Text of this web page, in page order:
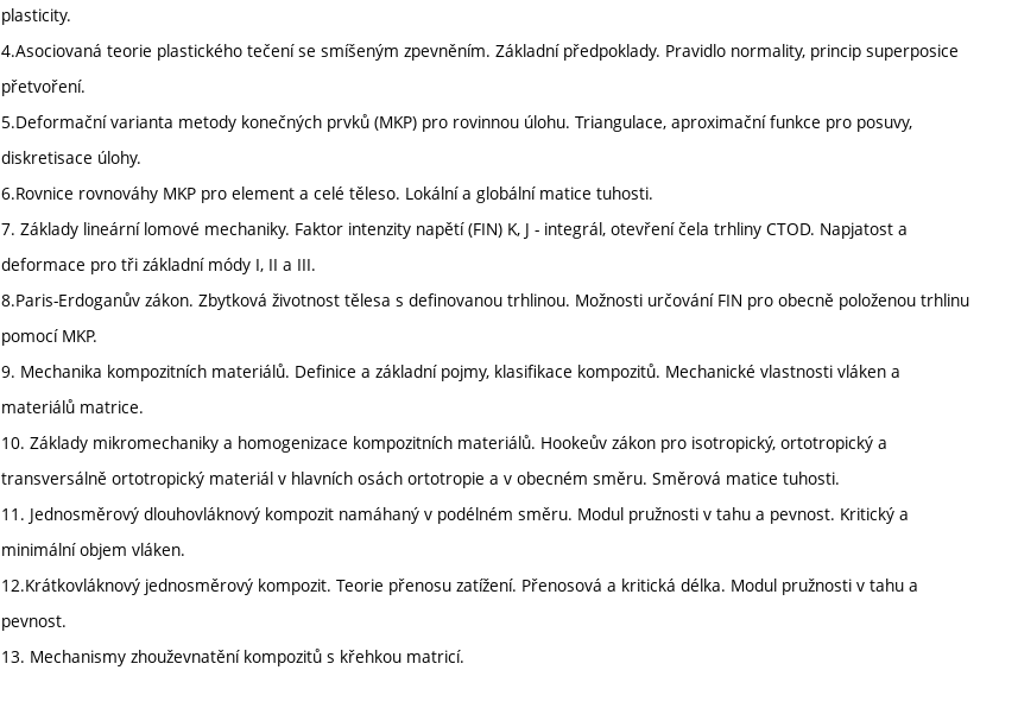
plasticity.
4.Asociovaná teorie plastického tečení se smíšeným zpevněním. Základní předpoklady. Pravidlo normality, princip superposice
přetvoření.
5.Deformační varianta metody konečných prvků (MKP) pro rovinnou úlohu. Triangulace, aproximační funkce pro posuvy,
diskretisace úlohy.
6.Rovnice rovnováhy MKP pro element a celé těleso. Lokální a globální matice tuhosti.
7. Základy lineární lomové mechaniky. Faktor intenzity napětí (FIN) K, J - integrál, otevření čela trhliny CTOD. Napjatost a
deformace pro tři základní módy I, II a III.
8.Paris-Erdoganův zákon. Zbytková životnost tělesa s definovanou trhlinou. Možnosti určování FIN pro obecně položenou trhlinu
pomocí MKP.
9. Mechanika kompozitních materiálů. Definice a základní pojmy, klasifikace kompozitů. Mechanické vlastnosti vláken a
materiálů matrice.
10. Základy mikromechaniky a homogenizace kompozitních materiálů. Hookeův zákon pro isotropický, ortotropický a
transversálně ortotropický materiál v hlavních osách ortotropie a v obecném směru. Směrová matice tuhosti.
11. Jednosměrový dlouhovláknový kompozit namáhaný v podélném směru. Modul pružnosti v tahu a pevnost. Kritický a
minimální objem vláken.
12.Krátkovláknový jednosměrový kompozit. Teorie přenosu zatížení. Přenosová a kritická délka. Modul pružnosti v tahu a
pevnost.
13. Mechanismy zhouževnatění kompozitů s křehkou matricí.